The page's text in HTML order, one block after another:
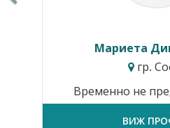
Мариета
гр.
Временно не
ВИЖ